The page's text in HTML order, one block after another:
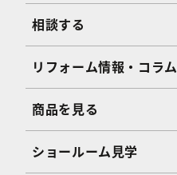
相談する
リフォーム情報・コラム
商品を見る
ショールーム見学